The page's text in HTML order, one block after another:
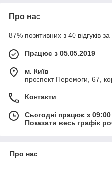
Про нас
87% позитивних з 40 відгуків за
Працює з 05.05.2019
м. Київ
проспект Перемоги, 67,
Контакти
Сьогодні працює з
Показати весь графік
Про нас